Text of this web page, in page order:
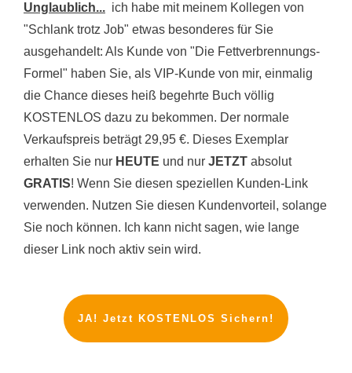
Unglaublich... ich habe mit meinem Kollegen von
"Schlank trotz Job" etwas besonderes für Sie
ausgehandelt: Als Kunde von "Die Fettverbrennungs-
Formel" haben Sie, als VIP-Kunde von mir, einmalig
die Chance dieses heiß begehrte Buch völlig
KOSTENLOS dazu zu bekommen. Der normale
Verkaufspreis beträgt 29,95 €. Dieses Exemplar
erhalten Sie nur HEUTE und nur JETZT absolut
GRATIS! Wenn Sie diesen speziellen Kunden-Link
verwenden. Nutzen Sie diesen Kundenvorteil, solange
Sie noch können. Ich kann nicht sagen, wie lange
dieser Link noch aktiv sein wird.
JA! Jetzt KOSTENLOS Sichern!